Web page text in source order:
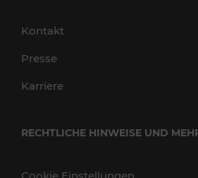
Kontakt
Presse
Karriere
RECHTLICHE HINWEISE UND